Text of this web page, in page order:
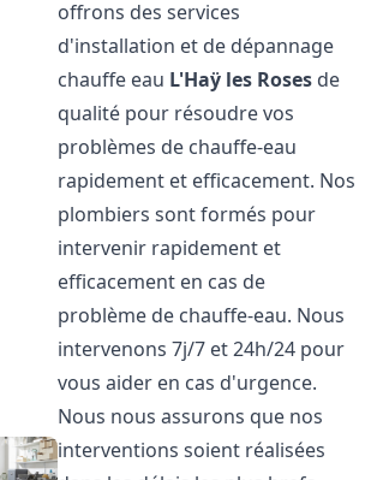
offrons des services
d'installation et de dépannage
chauffe eau L'Haÿ les Roses de
qualité pour résoudre vos
problèmes de chauffe-eau
rapidement et efficacement. Nos
plombiers sont formés pour
intervenir rapidement et
efficacement en cas de
problème de chauffe-eau. Nous
intervenons 7j/7 et 24h/24 pour
vous aider en cas d'urgence.
Nous nous assurons que nos
interventions soient réalisées